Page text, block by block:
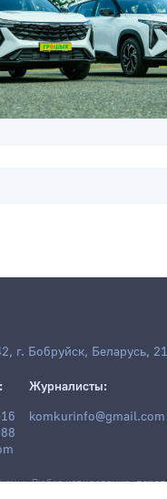
г. Бобруйск, Беларусь,
Журналисты:
komkurinfo@gmail.com
Любое копирование,